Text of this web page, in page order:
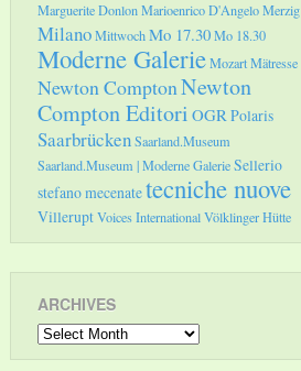
Marguerite DonlonMarioenrico D'AngeloMerzig
MilanoMittwochMo 17.30Mo 18.30
Moderne GalerieMozartMätresse
Newton ComptonNewton
Compton Editori OGRPolaris
SaarbrückenSaarland.Museum
Saarland.Museum | Moderne GalerieSellerio
stefano mecenatetecniche nuove
VilleruptVoices InternationalVölklinger Hütte
ARCHIVES
Archives